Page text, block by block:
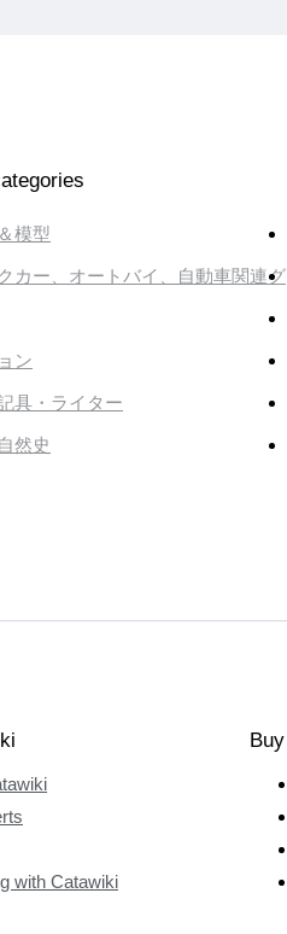
模型
カー、オートバイ、自動車関連グ
ン
具・ライター
然史
with Catawiki
Buy